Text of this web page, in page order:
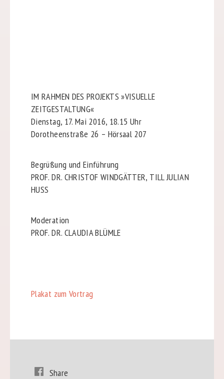
IM RAHMEN DES PROJEKTS »VISUELLE
ZEITGESTALTUNG«
Dienstag, 17. Mai 2016, 18.15 Uhr
Dorotheenstraße 26 – Hörsaal 207
Begrüßung und Einführung
PROF. DR. CHRISTOF WINDGÄTTER, TILL JULIAN
HUSS
Moderation
PROF. DR. CLAUDIA BLÜMLE
Plakat zum Vortrag
Share